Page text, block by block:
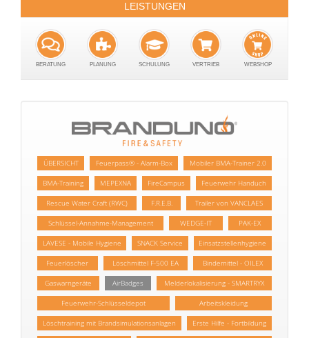
LEISTUNGEN
BERATUNG PLANUNG SCHULUNG VERTRIEB WEBSHOP
ÜBERSICHT Feuerpass® - Alarm-Box Mobiler BMA-Trainer 2.0
BMA-Training MEPEXNA FireCampus Feuerwehr Handuch
Rescue Water Craft (RWC) F.R.E.B. Trailer von VANCLAES
Schlüssel-Annahme-Management WEDGE-IT PAK-EX
LAVESE - Mobile Hygiene SNACK Service Einsatzstellenhygiene
Feuerlöscher Löschmittel F-500 EA Bindemittel - OILEX
Gaswarngeräte AirBadges Melderlokalisierung - SMARTRYX
Feuerwehr-Schlüsseldepot Arbeitskleidung
Löschtraining mit Brandsimulationsanlagen Erste Hilfe - Fortbildung